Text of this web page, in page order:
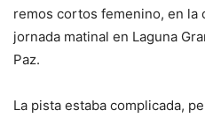
remos cortos femenino, en la
jornada matinal en Laguna
Paz.
La pista estaba complicada,